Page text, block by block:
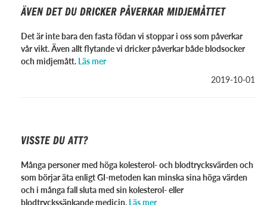
ÄVEN DET DU DRICKER PÅVERKAR MIDJEMÅTTET
Det är inte bara den fasta födan vi stoppar i oss som påverkar
vår vikt. Även allt flytande vi dricker påverkar både blodsocker
och midjemått. Läs mer
2019-10-01
VISSTE DU ATT?
Många personer med höga kolesterol- och blodtrycksvärden och
som börjar äta enligt GI-metoden kan minska sina höga värden
och i många fall sluta med sin kolesterol- eller
blodtryckssänkande medicin. Läs mer